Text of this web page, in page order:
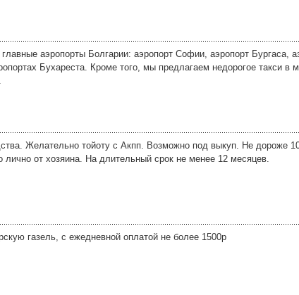
аэропорты Болгарии: аэропорт Софии, аэропорт Бургаса,
Бухареста. Кроме того, мы предлагаем недорогое такси в
Желательно тойоту с Акпп. Возможно под выкуп. Не дороже
от хозяина. На длительный срок не менее 12 месяцев.
газель, с ежедневной оплатой не более 1500р